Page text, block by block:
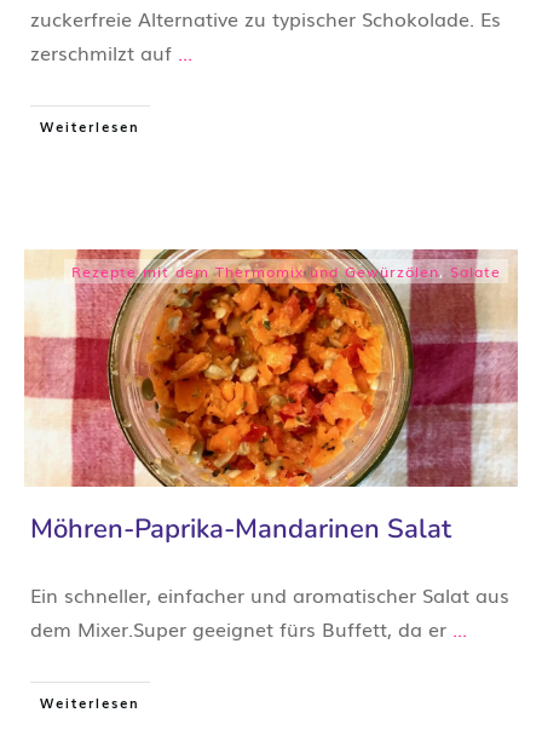
zuckerfreie Alternative zu typischer Schokolade. Es
zerschmilzt auf ...
Weiterlesen
Rezepte mit dem Thermomix und Gewürzölen,Salate
Möhren-Paprika-Mandarinen Salat
Ein schneller, einfacher und aromatischer Salat aus
dem Mixer.Super geeignet fürs Buffett, da er ...
Weiterlesen